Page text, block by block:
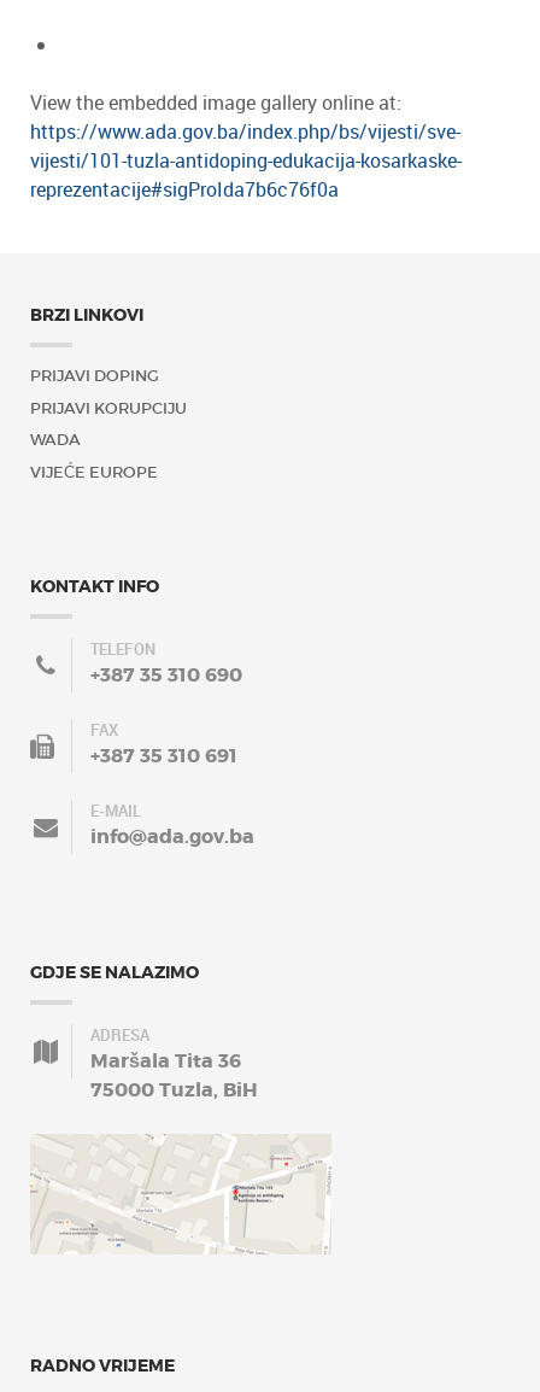
View the embedded image gallery online at:
https://www.ada.gov.ba/index.php/bs/vijesti/sve-
vijesti/101-tuzla-antidoping-edukacija-kosarkaske-
reprezentacije#sigProIda7b6c76f0a
BRZI LINKOVI
PRIJAVI DOPING
PRIJAVI KORUPCIJU
WADA
VIJEĆE EUROPE
KONTAKT INFO
TELEFON
+387 35 310 690
FAX
+387 35 310 691
E-MAIL
info@ada.gov.ba
GDJE SE NALAZIMO
ADRESA
Maršala Tita 36
75000 Tuzla, BiH
RADNO VRIJEME